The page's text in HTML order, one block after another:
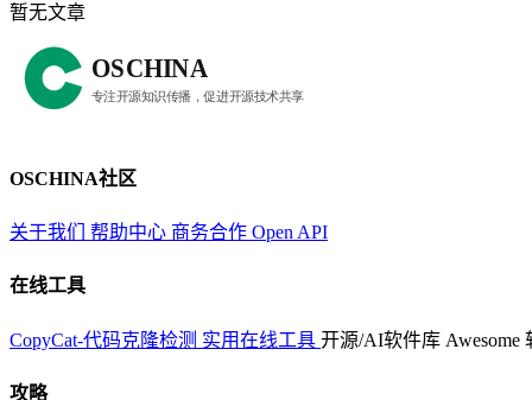
暂无文章
OSCHINA社区
关于我们 帮助中心 商务合作 Open API
在线工具
CopyCat-代码克隆检测 实用在线工具 开源/AI软件库 Awesome
攻略